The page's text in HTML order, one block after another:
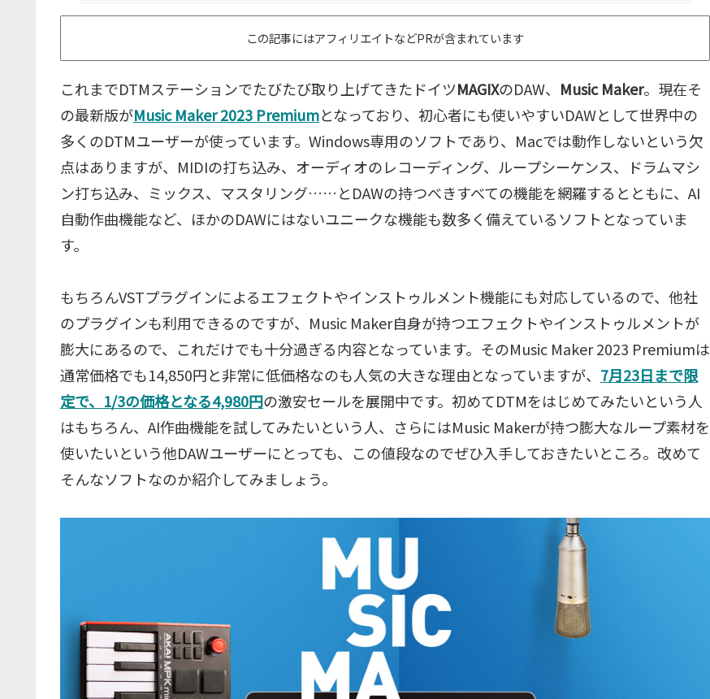
この記事にはアフィリエイトなどPRが含まれています
これまでDTMステーションでたびたび取り上げてきたドイツMAGIXのDAW、 Music Maker。現在そ
の最新版がMusic Maker 2023 Premiumとなっており、初心者にも使いやすいDAWとして世界中の
多くのDTMユーザーが使っています。Windows専用のソフトであり、Macでは動作しないという欠
点はありますが、MIDIの打ち込み、オーディオのレコーディング、ループシーケンス、ドラムマシ
ン打ち込み、ミックス、マスタリング……とDAWの持つべきすべての機能を網羅するとともに、AI
自動作曲機能など、ほかのDAWにはないユニークな機能も数多く備えているソフトとなっていま
す。
もちろんVSTプラグインによるエフェクトやインストゥルメント機能にも対応しているので、他社
のプラグインも利用できるのですが、Music Maker自身が持つエフェクトやインストゥルメントが
膨大にあるので、これだけでも十分過ぎる内容となっています。そのMusic Maker 2023 Premiumは
通常価格でも14,850円と非常に低価格なのも人気の大きな理由となっていますが、 7月23日まで限
定で、1/3の価格となる4,980円の激安セールを展開中です。初めてDTMをはじめてみたいという人
はもちろん、AI作曲機能を試してみたいという人、さらにはMusic Makerが持つ膨大なループ素材を
使いたいという他DAWユーザーにとっても、この値段なのでぜひ入手しておきたいところ。改めて
そんなソフトなのか紹介してみましょう。